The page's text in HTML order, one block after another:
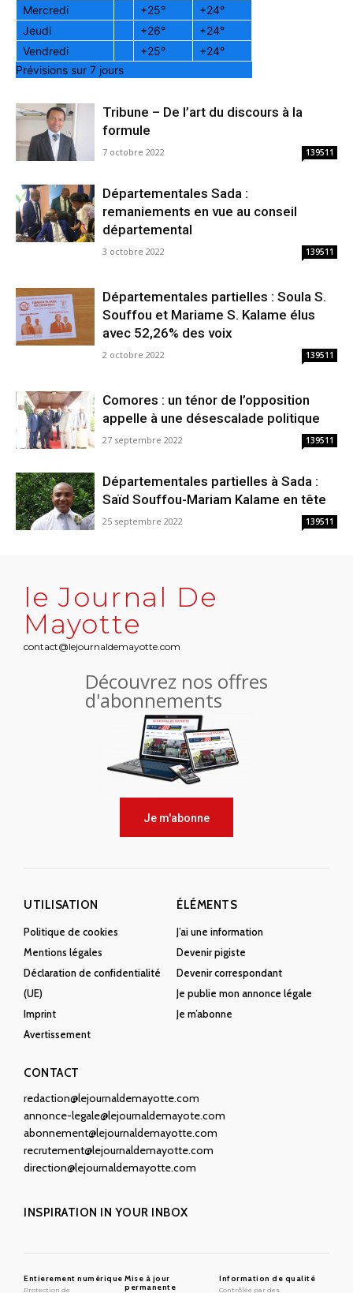
Mercredi
+25° +24°
Jeudi
+26° +24°
Vendredi
+25° +24°
Prévisions sur 7 jours
Tribune – De l’art du discours à la
formule
7 octobre 2022 139511
Départementales Sada :
remaniements en vue au conseil
départemental
3 octobre 2022 139511
Départementales partielles : Soula S.
Souffou et Mariame S. Kalame élus
avec 52,26% des voix
2 octobre 2022 139511
Comores : un ténor de l’opposition
appelle à une désescalade politique
27 septembre 2022 139511
Départementales partielles à Sada :
Saïd Souffou-Mariam Kalame en tête
25 septembre 2022 139511
le Journal De
Mayotte
contact@lejournaldemayotte.com
Découvrez nos offres
d'abonnements
Je m'abonne
UTILISATION
Politique de cookies
Mentions légales
Déclaration de confidentialité
(UE)
Imprint
Avertissement
ÉLÉMENTS
J’ai une information
Devenir pigiste
Devenir correspondant
Je publie mon annonce légale
Je m’abonne
CONTACT
redaction@lejournaldemayotte.com
annonce-legale@lejournaldemayote.com
abonnement@lejournaldemayotte.com
recrutement@lejournaldemayotte.com
direction@lejournaldemayotte.com
INSPIRATION IN YOUR INBOX
Entierement numérique
Protection de
Mise à jour
permanente
Information de qualité
Contrôlée par des